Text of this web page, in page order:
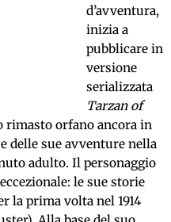
d’avventura,
inizia a
pubblicare in
versione
serializzata
Tarzan of
rimasto orfano ancora in
delle sue avventure nella
adulto. Il personaggio
le sue storie
la prima volta nel 1914